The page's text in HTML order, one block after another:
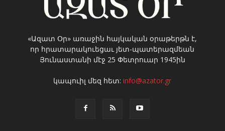
«Ազատ Օր» առաջին հայկական օրաթերթն է,
որ հրատարակուեցաւ յետ-պատերազմեան
Յունաստանի մէջ 25 Փետրուար 1945ին
կապուիլ մեզ հետ:info@azator.gr